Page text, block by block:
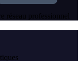
réseau professionnel